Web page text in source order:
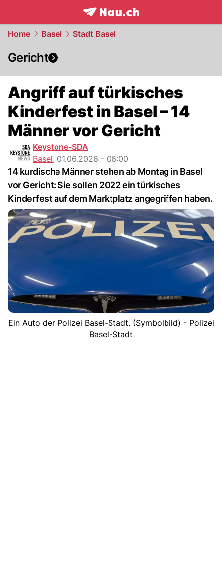
frontpage.NAU.ch
Home Basel Stadt Basel
Gericht
Angriff auf türkisches
Kinderfest in Basel – 14
Männer vor Gericht
Keystone-SDA
Basel, 01.06.2026 - 06:00
14 kurdische Männer stehen ab Montag in Basel
vor Gericht: Sie sollen 2022 ein türkisches
Kinderfest auf dem Marktplatz angegriffen haben.
Ein Auto der Polizei Basel-Stadt. (Symbolbild) - Polizei
Basel-Stadt